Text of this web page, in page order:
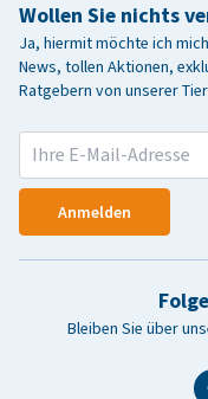
Wollen Sie nichts
Ja, hiermit möchte ich
News, tollen Aktionen,
Ratgebern von unserer
Anmelden
Bleiben Sie über